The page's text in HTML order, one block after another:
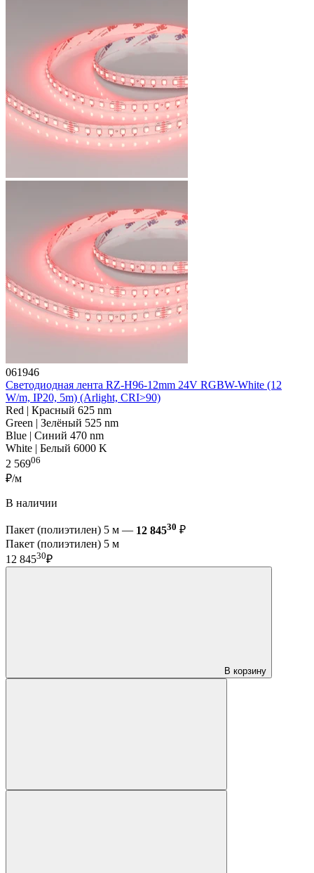
061946
Светодиодная лента RZ-H96-12mm 24V RGBW-White (12
W/m, IP20, 5m) (Arlight, CRI>90)
Red | Красный 625 nm
Green | Зелёный 525 nm
Blue | Синий 470 nm
White | Белый 6000 K
2 56906
₽/м
В наличии
Пакет (полиэтилен) 5 м — 12 84530 ₽
Пакет (полиэтилен) 5 м
12 84530₽
В корзину